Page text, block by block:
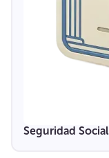
Seguridad Social